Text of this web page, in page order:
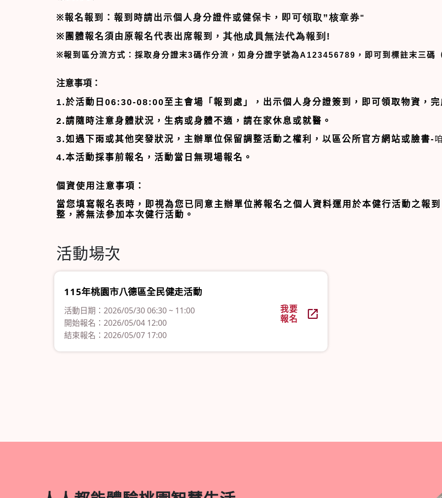
※報名報到：報到時請出示個人身分證件或健保卡 ， 即可領取”核章券"
※ 團體報名須由 原報名代表出席報到， 其他成員無法代為報到 !
※報到區分流方式：採取身分證末3碼作分流，如身分證字號為A123456789 ，即可到標註末三碼
注意事項：
1.於活動日 06:30-08:00至主會場「報到處」，出示個人身分證簽到，即可領取物資，完
2.請隨時注意身體狀況，生病或身體不適，請在家休息或就醫。
3.如遇下雨或其他突發狀況，主辦單位保留調整活動之權利，以區公所官方網站或臉書-
4.本活動採事前報名，活動當日無現場報名。
個資使用注意事項：
當您填寫報名表時，即視為您已同意主辦單位將報名之個人資料運用於本健行活動之報
整，將無法參加本次健行活動。
活動場次
115年桃園市八德區全民健走活動
活動日期：2026/05/30 06:30 ~ 11:00
開始報名：2026/05/04 12:00
結束報名：2026/05/07 17:00
我要
報名